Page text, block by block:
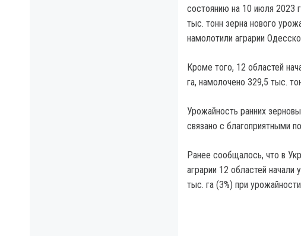
состоянию на 10 июля 2023
тыс. тонн зерна нового
намолотили аграрии
Кроме того, 12 областей
га, намолочено 329,5 тыс.
Урожайность ранних
связано с благоприятными
Ранее сообщалось, что в
аграрии 12 областей
тыс. га (3%) при